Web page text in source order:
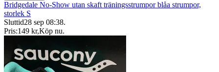
Bridgedale No-Show utan skaft träningsstrumpor blåa strumpor,
storlek S
Sluttid28 sep 08:38.
Pris:149 kr,Köp nu.